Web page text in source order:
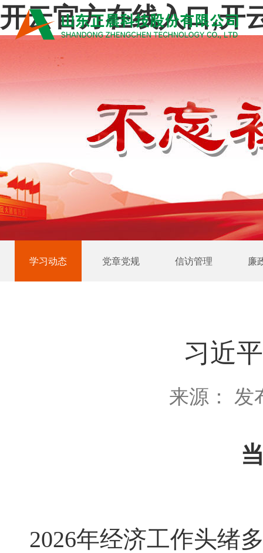
开云官方在线入口,开
学习动态 党章党规 信访管理 廉
习近
来源： 发
2026年经济工作头绪